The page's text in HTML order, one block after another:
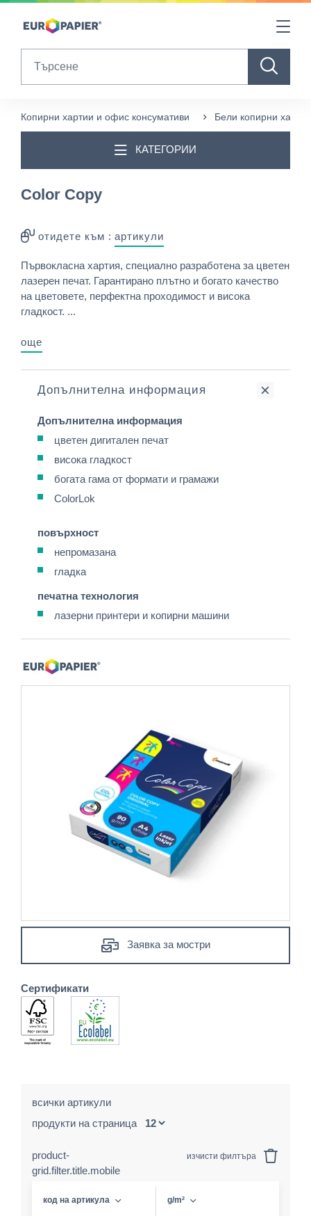
Table Of Content
Други продукти, които може да ви харесат
Копирни хартии и офис консумативи Бели копирни
КАТЕГОРИИ
Color Copy
отидете към : артикули
Първокласна хартия, специално разработена за цветен
лазерен печат. Гарантирано плътно и богато качество
на цветовете, перфектна проходимост и висока
гладкост. ...
още
Допълнителна информация
Допълнителна информация
цветен дигитален печат
висока гладкост
богата гама от формати и грамажи
ColorLok
повърхност
непромазана
гладка
печатна технология
лазерни принтери и копирни машини
Заявка за мостри
Сертификати
всички артикули
продукти на страница
product-
grid.filter.title.mobile
изчисти филтъра
код на артикула g/m²